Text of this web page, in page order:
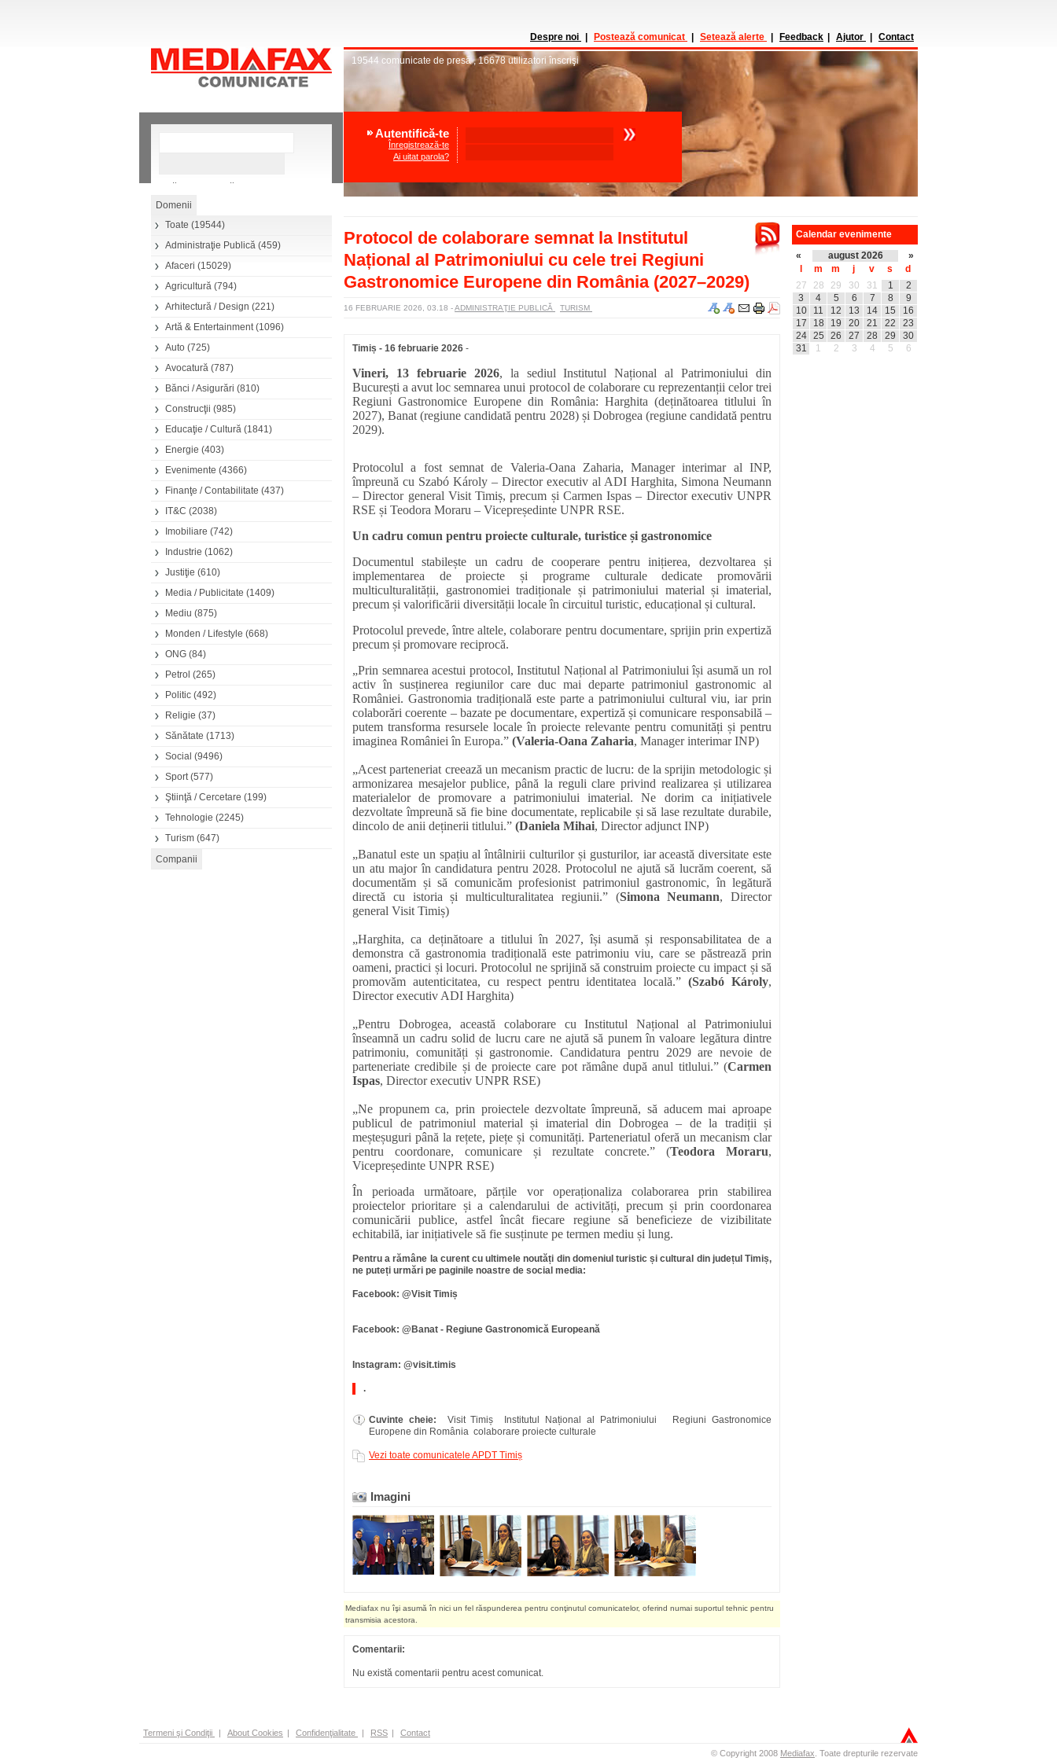
Căutare avansată
Toate (19544)
Administraţie Publică (459)
Afaceri (15029)
Agricultură (794)
Arhitectură / Design (221)
Artă & Entertainment(1096)
Auto (725)
Avocatură (787)
Bănci / Asigurări (810)
Construcţii (985)
Educaţie / Cultură (1841)
Energie (403)
Evenimente (4366)
Finanţe / Contabilitate (437)
IT&C (2038)
Imobiliare (742)
Industrie (1062)
Justiţie (610)
Media / Publicitate (1409)
Mediu (875)
Monden / Lifestyle (668)
ONG (84)
Petrol (265)
Politic (492)
Religie (37)
Sănătate (1713)
Social (9496)
Sport(577)
Ştiinţă / Cercetare (199)
Tehnologie (2245)
Turism (647)
Despre noi Postează comunicat Setează alerte Feedback Ajutor Contact
19544 comunicate de presă,16678 utilizatori înscrişi
Autentifică-te
Înregistrează-te
Ai uitat parola?
Protocol de colaborare semnat la Institutul
Național al Patrimoniului cu cele trei Regiuni
Gastronomice Europene din România (2027–2029)
16 FEBRUARIE 2026, 03.18 -ADMINISTRAŢIE PUBLICĂ TURISM
Timiș - 16 februarie 2026 -
Vineri, 13 februarie 2026, la sediul Institutul Național al Patrimoniului din
București a avut loc semnarea unui protocol de colaborare cu reprezentanții celor trei
Regiuni Gastronomice Europene din România: Harghita (deținătoarea titlului în
2027), Banat (regiune candidată pentru 2028) și Dobrogea (regiune candidată pentru
2029).
Protocolul a fost semnat de Valeria-Oana Zaharia, Manager interimar al INP,
împreună cu Szabó Károly – Director executiv al ADI Harghita, Simona Neumann
– Director general Visit Timiș, precum și Carmen Ispas – Director executiv UNPR
RSE și Teodora Moraru – Vicepreședinte UNPR RSE.
Un cadru comun pentru proiecte culturale, turistice și gastronomice
Documentul stabilește un cadru de cooperare pentru inițierea, dezvoltarea și
implementarea de proiecte și programe culturale dedicate promovării
multiculturalității, gastronomiei tradiționale și patrimoniului material și imaterial,
precum și valorificării diversității locale în circuitul turistic, educațional și cultural.
Protocolul prevede, între altele, colaborare pentru documentare, sprijin prin expertiză
precum și promovare reciprocă.
„Prin semnarea acestui protocol, Institutul Național al Patrimoniului își asumă un rol
activ în susținerea regiunilor care duc mai departe patrimoniul gastronomic al
României. Gastronomia tradițională este parte a patrimoniului cultural viu, iar prin
colaborări coerente – bazate pe documentare, expertiză și comunicare responsabilă –
putem transforma resursele locale în proiecte relevante pentru comunități și pentru
imaginea României în Europa.” (Valeria-Oana Zaharia, Manager interimar INP)
„Acest parteneriat creează un mecanism practic de lucru: de la sprijin metodologic și
armonizarea mesajelor publice, până la reguli clare privind realizarea și utilizarea
materialelor de promovare a patrimoniului imaterial. Ne dorim ca inițiativele
dezvoltate împreună să fie bine documentate, replicabile și să lase rezultate durabile,
dincolo de anii deținerii titlului.” (Daniela Mihai, Director adjunct INP)
„Banatul este un spațiu al întâlnirii culturilor și gusturilor, iar această diversitate este
un atu major în candidatura pentru 2028. Protocolul ne ajută să lucrăm coerent, să
documentăm și să comunicăm profesionist patrimoniul gastronomic, în legătură
directă cu istoria și multiculturalitatea regiunii.” (Simona Neumann, Director
general Visit Timiș)
„Harghita, ca deținătoare a titlului în 2027, își asumă și responsabilitatea de a
demonstra că gastronomia tradițională este patrimoniu viu, care se păstrează prin
oameni, practici și locuri. Protocolul ne sprijină să construim proiecte cu impact și să
promovăm autenticitatea, cu respect pentru identitatea locală.” (Szabó Károly,
Director executiv ADI Harghita)
„Pentru Dobrogea, această colaborare cu Institutul Național al Patrimoniului
înseamnă un cadru solid de lucru care ne ajută să punem în valoare legătura dintre
patrimoniu, comunități și gastronomie. Candidatura pentru 2029 are nevoie de
parteneriate credibile și de proiecte care pot rămâne după anul titlului.” (Carmen
Ispas, Director executiv UNPR RSE)
„Ne propunem ca, prin proiectele dezvoltate împreună, să aducem mai aproape
publicul de patrimoniul material și imaterial din Dobrogea – de la tradiții și
meșteșuguri până la rețete, piețe și comunități. Parteneriatul oferă un mecanism clar
pentru coordonare, comunicare și rezultate concrete.” (Teodora Moraru,
Vicepreședinte UNPR RSE)
În perioada următoare, părțile vor operaționaliza colaborarea prin stabilirea
proiectelor prioritare și a calendarului de activități, precum și prin coordonarea
comunicării publice, astfel încât fiecare regiune să beneficieze de vizibilitate
echitabilă, iar inițiativele să fie susținute pe termen mediu și lung.
Pentru a rămâne la curent cu ultimele noutăți din domeniul turistic și cultural din județul Timiș,
ne puteți urmări pe paginile noastre de social media:
Facebook: @Visit Timiș
Facebook: @Banat - Regiune Gastronomică Europeană
Instagram: @visit.timis
.
Cuvinte cheie:
Visit Timiș Institutul Național al Patrimoniului Regiuni Gastronomice
Europene din România colaborare proiecte culturale
Vezi toate comunicatele APDT Timiș
Imagini
Mediafax nu îşi asumă în nici un fel răspunderea pentru conţinutul comunicatelor, oferind numai suportul tehnic pentru
transmisia acestora.
Comentarii:
Nu există comentarii pentru acest comunicat.
Calendar evenimente
«
august 2026
»
m m j v s
d
27
28 29 30 31 1
2
3
4 5 6 7 8
9
10
11 12 13 14 15
16
17
18 19 20 21 22
23
24
25 26 27 28 29
30
31
1 2 3 4 5 6
Termeni şi Condiţii | About Cookies | Confidenţialitate | RSS | Contact
© Copyright 2008 Mediafax Toate drepturile rezervate